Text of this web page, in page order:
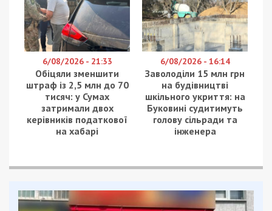
6/08/2026 - 21:33
Обіцяли зменшити
штраф із 2,5 млн до 70
тисяч: у Сумах
затримали двох
керівників податкової
на хабарі
6/08/2026 - 16:14
Заволоділи 15 млн грн
на будівництві
шкільного укриття: на
Буковині судитимуть
голову сільради та
інженера